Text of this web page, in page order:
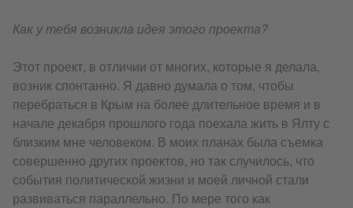
Как у тебя возникла идея этого проекта?
Этот проект, в отличии от многих, которые я делала,
возник спонтанно. Я давно думала о том, чтобы
перебраться в Крым на более длительное время и в
начале декабря прошлого года поехала жить в Ялту с
близким мне человеком. В моих планах была съемка
совершенно других проектов, но так случилось, что
события политической жизни и моей личной стали
развиваться параллельно. По мере того как